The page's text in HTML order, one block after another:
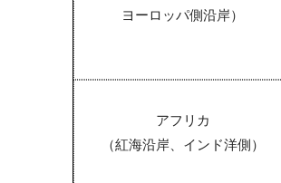
ヨーロッパ側沿岸）
アフリカ
（紅海沿岸、インド洋側）